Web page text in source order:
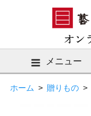
メニュー
ホーム > 贈りもの >